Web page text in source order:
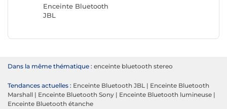
Enceinte Bluetooth
JBL
Dans la même thématique : enceinte bluetooth stereo
Tendances actuelles : Enceinte Bluetooth JBL | Enceinte Bluetooth
Marshall | Enceinte Bluetooth Sony | Enceinte Bluetooth lumineuse |
Enceinte Bluetooth étanche